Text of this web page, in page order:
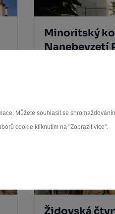
Můžete souhlasit se
cookie kliknutím na "Zobrazit více".
Minoritský
Nanebevzetí
Židovská